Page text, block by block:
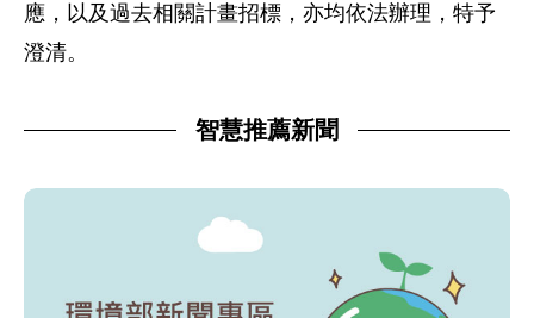
應，以及過去相關計畫招標，亦均依法辦理，特予
澄清。
智慧推薦新聞